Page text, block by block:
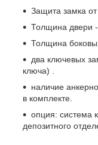
Защита замка
Толщина двери
Толщина
два ключевых
ключа) .
наличие
в комплекте.
опция: система
депозитного